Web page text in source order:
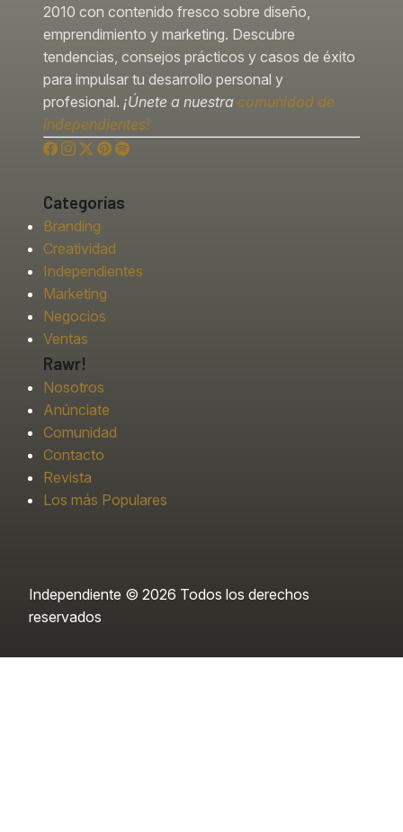
2010 con contenido fresco sobre diseño,
emprendimiento y marketing. Descubre
tendencias, consejos prácticos y casos de éxito
para impulsar tu desarrollo personal y
profesional. ¡Únete a nuestra comunidad de
independientes!
Categorías
Branding
Creatividad
Independientes
Marketing
Negocios
Ventas
Rawr!
Nosotros
Anúnciate
Comunidad
Contacto
Revista
Los más Populares
Independiente © 2026 Todos los derechos
reservados